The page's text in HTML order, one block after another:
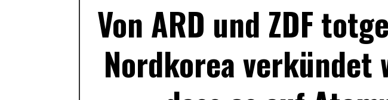
Von ARD und ZDF
Nordkorea verkündet